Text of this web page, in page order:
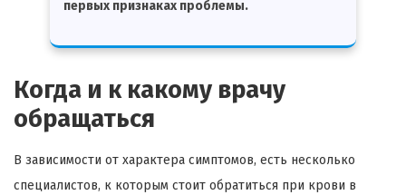
первых признаках проблемы.
Когда и к какому врачу
обращаться
В зависимости от характера симптомов, есть несколько
специалистов, к которым стоит обратиться при крови в